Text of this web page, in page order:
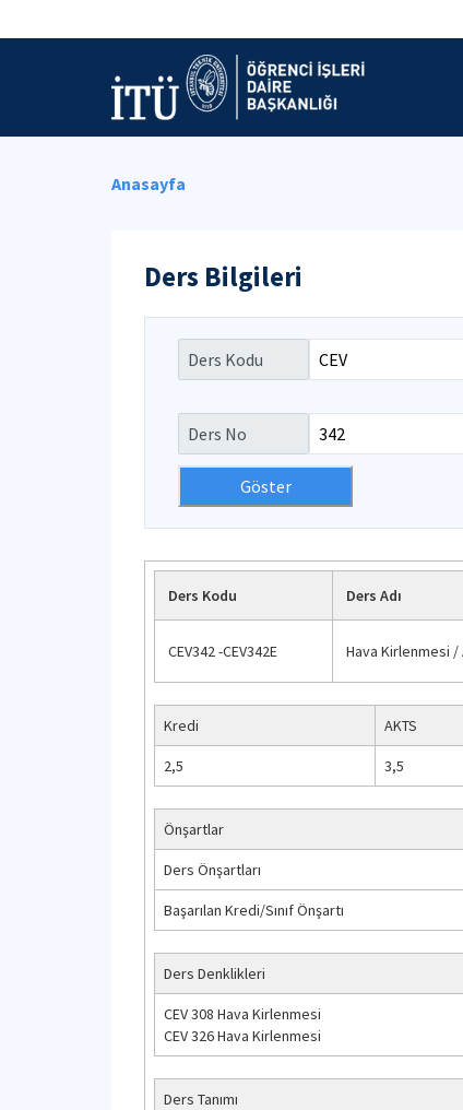
Anasayfa
Ders Bilgileri
Ders Kodu
Ders No
Ders Kodu Ders Adı
CEV342 -CEV342E Hava Kirlenmesi /
Kredi AKTS
2,5 3,5
Önşartlar
Ders Önşartları
Başarılan Kredi/Sınıf Önşartı
Ders Denklikleri
CEV 308 Hava Kirlenmesi
CEV 326 Hava Kirlenmesi
Ders Tanımı